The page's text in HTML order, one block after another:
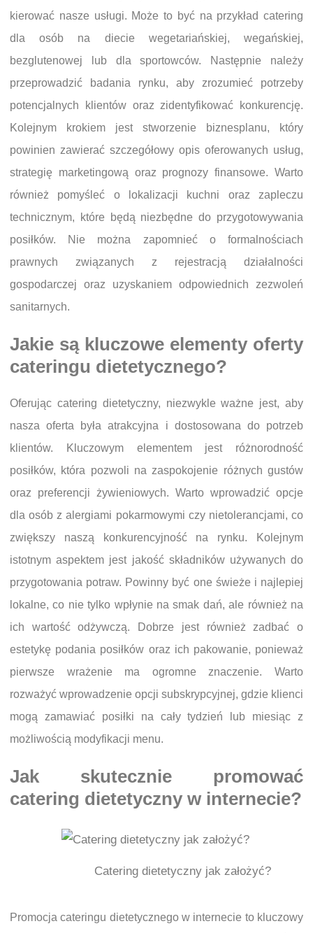
kierować nasze usługi. Może to być na przykład catering
dla osób na diecie wegetariańskiej, wegańskiej,
bezglutenowej lub dla sportowców. Następnie należy
przeprowadzić badania rynku, aby zrozumieć potrzeby
potencjalnych klientów oraz zidentyfikować konkurencję.
Kolejnym krokiem jest stworzenie biznesplanu, który
powinien zawierać szczegółowy opis oferowanych usług,
strategię marketingową oraz prognozy finansowe. Warto
również pomyśleć o lokalizacji kuchni oraz zapleczu
technicznym, które będą niezbędne do przygotowywania
posiłków. Nie można zapomnieć o formalnościach
prawnych związanych z rejestracją działalności
gospodarczej oraz uzyskaniem odpowiednich zezwoleń
sanitarnych.
Jakie są kluczowe elementy oferty
cateringu dietetycznego?
Oferując catering dietetyczny, niezwykle ważne jest, aby
nasza oferta była atrakcyjna i dostosowana do potrzeb
klientów. Kluczowym elementem jest różnorodność
posiłków, która pozwoli na zaspokojenie różnych gustów
oraz preferencji żywieniowych. Warto wprowadzić opcje
dla osób z alergiami pokarmowymi czy nietolerancjami, co
zwiększy naszą konkurencyjność na rynku. Kolejnym
istotnym aspektem jest jakość składników używanych do
przygotowania potraw. Powinny być one świeże i najlepiej
lokalne, co nie tylko wpłynie na smak dań, ale również na
ich wartość odżywczą. Dobrze jest również zadbać o
estetykę podania posiłków oraz ich pakowanie, ponieważ
pierwsze wrażenie ma ogromne znaczenie. Warto
rozważyć wprowadzenie opcji subskrypcyjnej, gdzie klienci
mogą zamawiać posiłki na cały tydzień lub miesiąc z
możliwością modyfikacji menu.
Jak skutecznie promować
catering dietetyczny w internecie?
Catering dietetyczny jak założyć?
Promocja cateringu dietetycznego w internecie to kluczowy